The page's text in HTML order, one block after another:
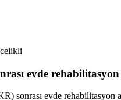
evde rehabilitasyon
sonrası evde rehabilitasyon